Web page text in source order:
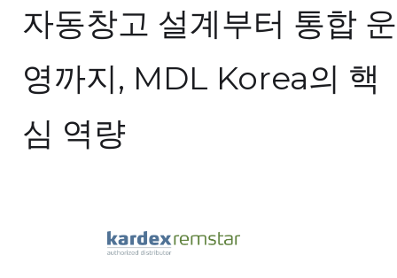
자동창고 설계부터 통합 운
영까지, MDL Korea의 핵
심 역량